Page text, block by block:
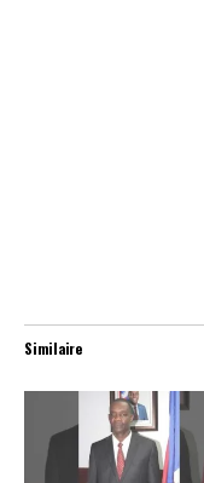
Similaire